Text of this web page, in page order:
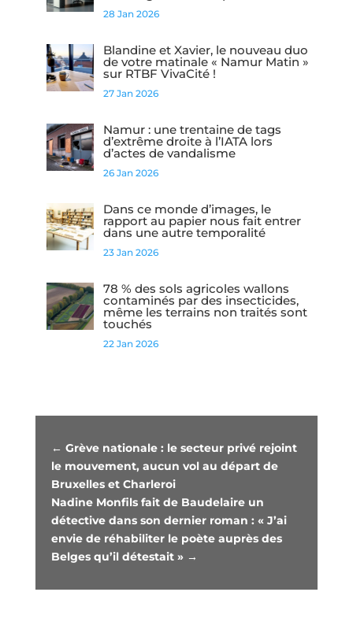
28 Jan 2026
Blandine et Xavier, le nouveau duo
de votre matinale « Namur Matin »
sur RTBF VivaCité !
27 Jan 2026
Namur : une trentaine de tags
d’extrême droite à l’IATA lors
d’actes de vandalisme
26 Jan 2026
Dans ce monde d’images, le
rapport au papier nous fait entrer
dans une autre temporalité
23 Jan 2026
78 % des sols agricoles wallons
contaminés par des insecticides,
même les terrains non traités sont
touchés
22 Jan 2026
← Grève nationale : le secteur privé rejoint
le mouvement, aucun vol au départ de
Bruxelles et Charleroi
Nadine Monfils fait de Baudelaire un
détective dans son dernier roman : « J’ai
envie de réhabiliter le poète auprès des
Belges qu’il détestait »→